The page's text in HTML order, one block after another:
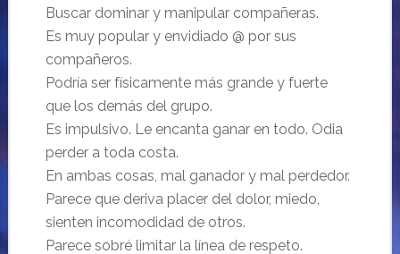
Buscar dominar y manipular compañeras.
Es muy popular y envidiado @ por sus
compañeros.
Podría ser físicamente más grande y fuerte
que los demás del grupo.
Es impulsivo. Le encanta ganar en todo. Odia
perder a toda costa.
En ambas cosas, mal ganador y mal perdedor.
Parece que deriva placer del dolor, miedo,
sienten incomodidad de otros.
Parece sobré limitar la línea de respeto.